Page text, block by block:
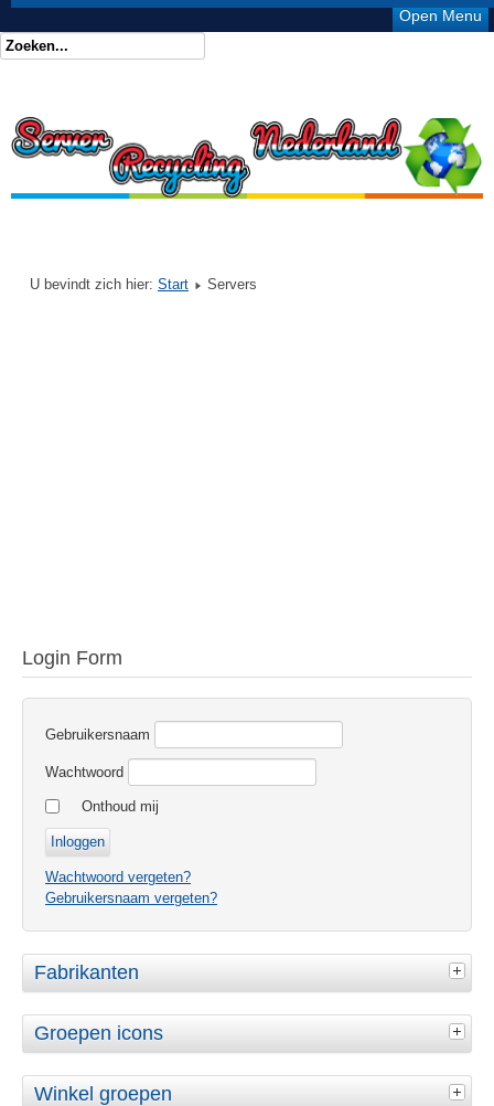
Open Menu
U bevindt zich hier: Start Servers
Login Form
Gebruikersnaam
Wachtwoord
Onthoud mij
Wachtwoord vergeten?
Gebruikersnaam vergeten?
Fabrikanten
Groepen icons
Winkel groepen